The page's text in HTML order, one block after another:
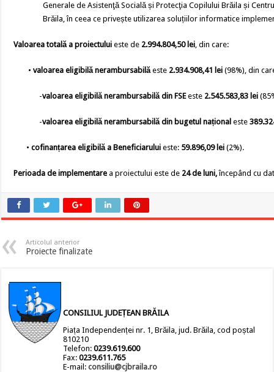
Generale de Asistenţă Socială și Protecţia Copilului Brăila și
Brăila, în ceea ce privește utilizarea soluțiilor informatice
Valoarea totală a proiectului este de 2.994.804,50 lei, din care:
•valoarea eligibilă nerambursabilăeste 2.934.908,41 lei (98%), din
-valoarea eligibilă nerambursabilă din FSEeste 2.545.583,83 lei
-valoarea eligibilă nerambursabilă din bugetul național este
•cofinanțarea eligibilă a Beneficiarului este: 59.896,09 lei (2%).
Perioada de implementarea proiectului este de 24 de luni,începând cu
Articolul anterior
Proiecte finalizate
CONSILIUL JUDEȚEAN BRĂILA
Piața Independenței nr. 1, Brăila, jud. Brăila, cod poștal
810210
Telefon:0239.619.600
Fax:0239.611.765
E-mail:consiliu@cjbraila.ro